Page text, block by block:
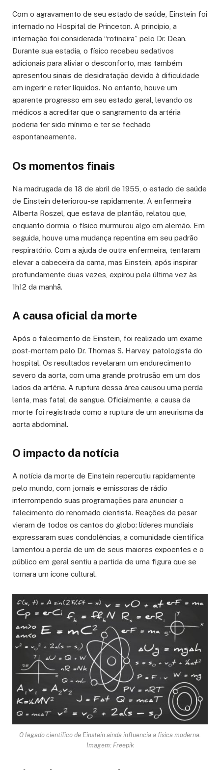
Com o agravamento de seu estado de saúde, Einstein foi
internado no Hospital de Princeton. A princípio, a
internação foi considerada “rotineira” pelo Dr. Dean.
Durante sua estadia, o físico recebeu sedativos
adicionais para aliviar o desconforto, mas também
apresentou sinais de desidratação devido à dificuldade
em ingerir e reter líquidos. No entanto, houve um
aparente progresso em seu estado geral, levando os
médicos a acreditar que o sangramento da artéria
poderia ter sido mínimo e ter se fechado
espontaneamente.
Os momentos finais
Na madrugada de 18 de abril de 1955, o estado de saúde
de Einstein deteriorou-se rapidamente. A enfermeira
Alberta Roszel, que estava de plantão, relatou que,
enquanto dormia, o físico murmurou algo em alemão. Em
seguida, houve uma mudança repentina em seu padrão
respiratório. Com a ajuda de outra enfermeira, tentaram
elevar a cabeceira da cama, mas Einstein, após inspirar
profundamente duas vezes, expirou pela última vez às
1h12 da manhã.
A causa oficial da morte
Após o falecimento de Einstein, foi realizado um exame
post-mortem pelo Dr. Thomas S. Harvey, patologista do
hospital. Os resultados revelaram um endurecimento
severo da aorta, com uma grande protrusão em um dos
lados da artéria. A ruptura dessa área causou uma perda
lenta, mas fatal, de sangue. Oficialmente, a causa da
morte foi registrada como a ruptura de um aneurisma da
aorta abdominal.
O impacto da notícia
A notícia da morte de Einstein repercutiu rapidamente
pelo mundo, com jornais e emissoras de rádio
interrompendo suas programações para anunciar o
falecimento do renomado cientista. Reações de pesar
vieram de todos os cantos do globo: líderes mundiais
expressaram suas condolências, a comunidade científica
lamentou a perda de um de seus maiores expoentes e o
público em geral sentiu a partida de uma figura que se
tornara um ícone cultural.
O legado científico de Einstein ainda influencia a física moderna.
Imagem: Freepik